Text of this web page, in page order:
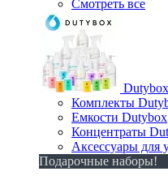
Смотреть все
Dutybox
Комплекты
Емкости Dutybox
Концентраты
Аксессуары для
Подарочные наборы!